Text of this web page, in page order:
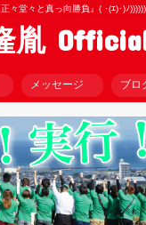
正々堂々と真っ向勝負』( ･(ｴ)･)ﾉ))))))
胤
メッセージ ブロ